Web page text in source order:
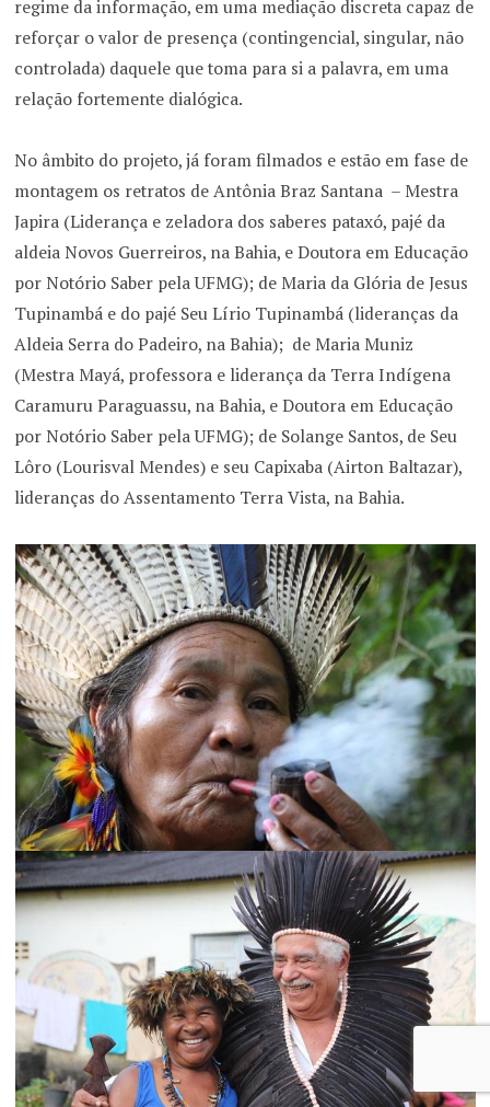
regime da informação, em uma mediação discreta capaz de
reforçar o valor de presença (contingencial, singular, não
controlada) daquele que toma para si a palavra, em uma
relação fortemente dialógica.
No âmbito do projeto, já foram filmados e estão em fase de
montagem os retratos de Antônia Braz Santana – Mestra
Japira (Liderança e zeladora dos saberes pataxó, pajé da
aldeia Novos Guerreiros, na Bahia, e Doutora em Educação
por Notório Saber pela UFMG); de Maria da Glória de Jesus
Tupinambá e do pajé Seu Lírio Tupinambá (lideranças da
Aldeia Serra do Padeiro, na Bahia); de Maria Muniz
(Mestra Mayá, professora e liderança da Terra Indígena
Caramuru Paraguassu, na Bahia, e Doutora em Educação
por Notório Saber pela UFMG); de Solange Santos, de Seu
Lôro (Lourisval Mendes) e seu Capixaba (Airton Baltazar),
lideranças do Assentamento Terra Vista, na Bahia.